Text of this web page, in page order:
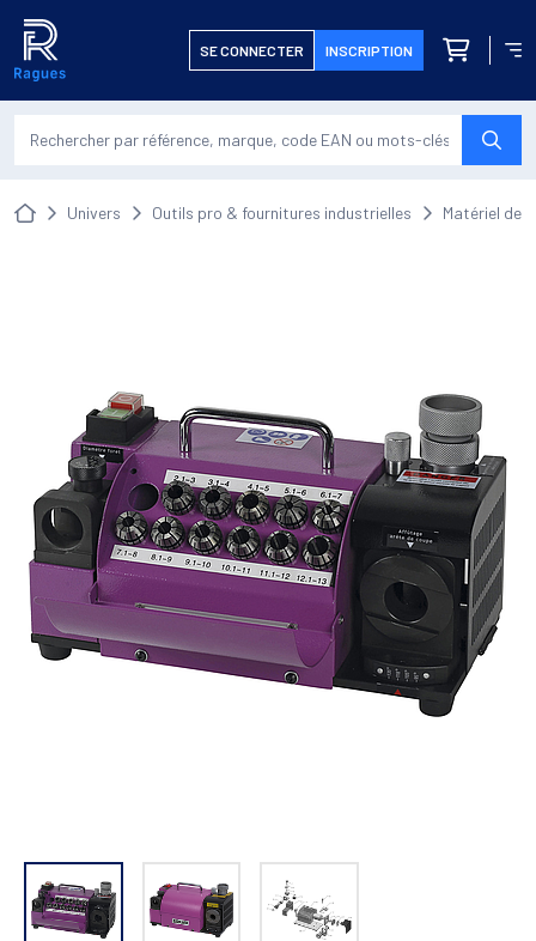
Retour à l'accueil
SE CONNECTER INSCRIPTION
produits
le menu
Accueilunivers outils pro & fournitures industrielles matériel de